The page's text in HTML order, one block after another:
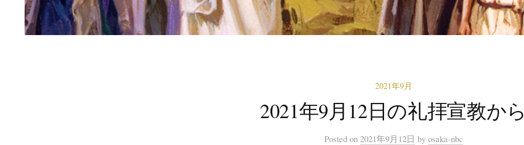
2021年9月
2021年9月12日の礼拝宣教から
Posted on 2021年9月12日 by osaka-nbc